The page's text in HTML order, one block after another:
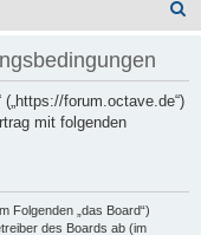
forum.octave.de“)
mit folgenden
Folgenden „das Board“)
des Boards ab (im